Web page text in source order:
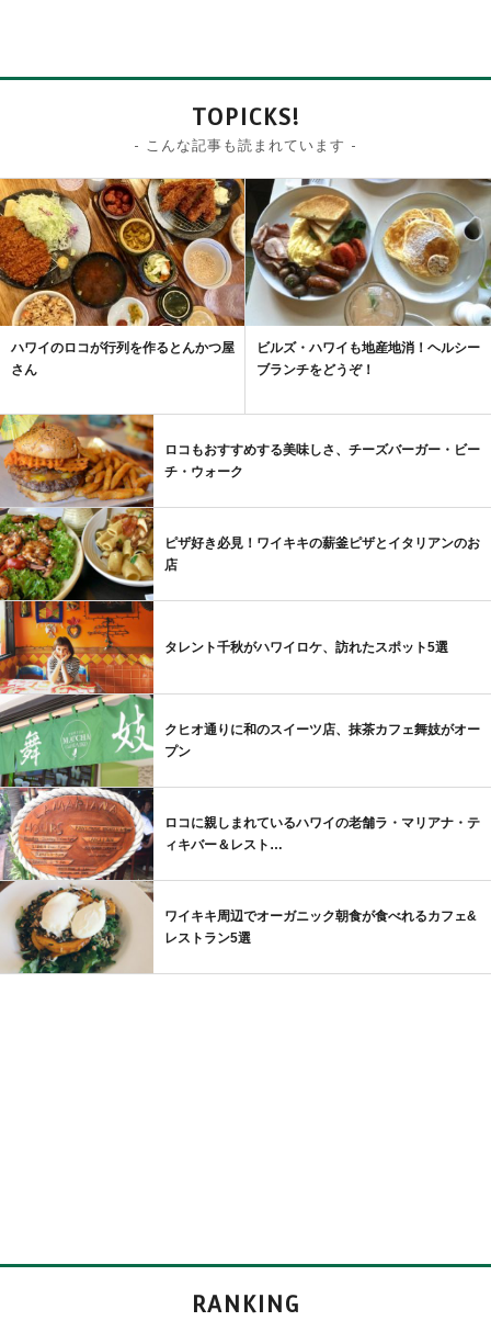
TOPICKS!
- こんな記事も読まれています -
ハワイのロコが行列を作るとんかつ屋
さん
ビルズ・ハワイも地産地消！ヘルシー
ブランチをどうぞ！
ロコもおすすめする美味しさ、チーズバーガー・ビー
チ・ウォーク
ピザ好き必見！ワイキキの薪釜ピザとイタリアンのお
店
タレント千秋がハワイロケ、訪れたスポット5選
クヒオ通りに和のスイーツ店、抹茶カフェ舞妓がオー
プン
ロコに親しまれているハワイの老舗ラ・マリアナ・テ
ィキバー＆レスト…
ワイキキ周辺でオーガニック朝食が食べれるカフェ&
レストラン5選
RANKING